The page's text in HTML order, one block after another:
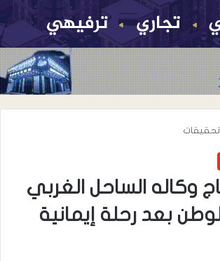
وكاله الساحل الغربي
بعد رحلة إيمانية